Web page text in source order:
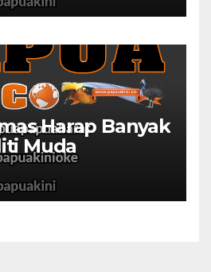
Harap Banyak
Muda